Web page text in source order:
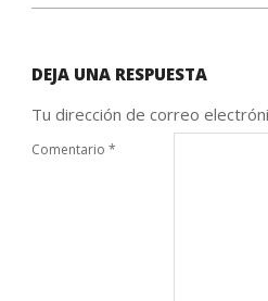
DEJA UNA RESPUESTA
Tu dirección de correo
Comentario *